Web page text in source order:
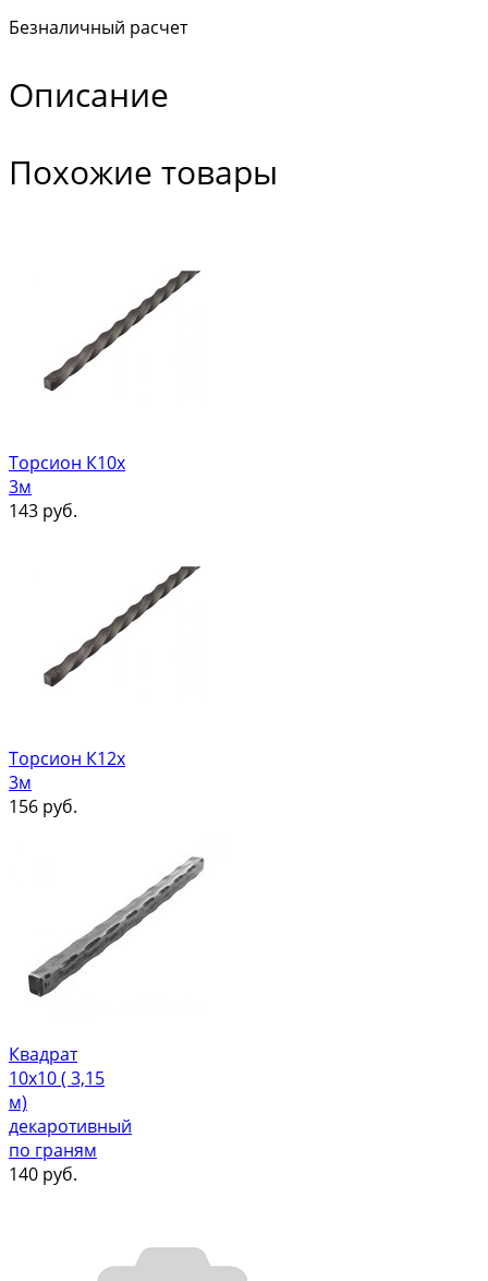
Безналичный расчет
Описание
Похожие товары
Торсион К10х
3м
143 руб.
Торсион К12х
3м
156 руб.
Квадрат
10х10 ( 3,15
м)
декаротивный
по граням
140 руб.